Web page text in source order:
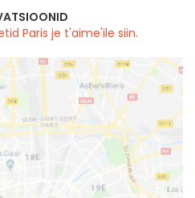
Paris je t'aime'ile siin.